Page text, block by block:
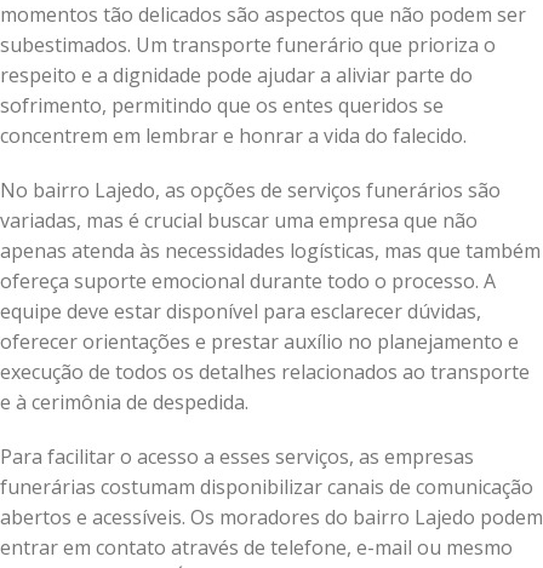
momentos tão delicados são aspectos que não podem ser
subestimados. Um transporte funerário que prioriza o
respeito e a dignidade pode ajudar a aliviar parte do
sofrimento, permitindo que os entes queridos se
concentrem em lembrar e honrar a vida do falecido.
No bairro Lajedo, as opções de serviços funerários são
variadas, mas é crucial buscar uma empresa que não
apenas atenda às necessidades logísticas, mas que também
ofereça suporte emocional durante todo o processo. A
equipe deve estar disponível para esclarecer dúvidas,
oferecer orientações e prestar auxílio no planejamento e
execução de todos os detalhes relacionados ao transporte
e à cerimônia de despedida.
Para facilitar o acesso a esses serviços, as empresas
funerárias costumam disponibilizar canais de comunicação
abertos e acessíveis. Os moradores do bairro Lajedo podem
entrar em contato através de telefone, e-mail ou mesmo